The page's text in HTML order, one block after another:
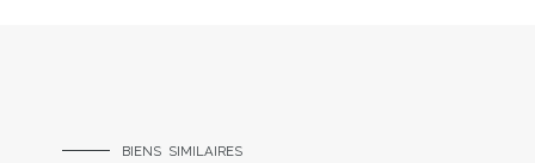
BIENS SIMILAIRES